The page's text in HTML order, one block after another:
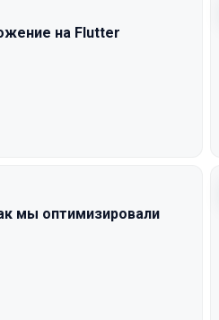
на Flutter
мы оптимизировали